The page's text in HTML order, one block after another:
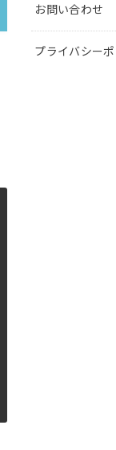
お問い合わせ
プライバシー